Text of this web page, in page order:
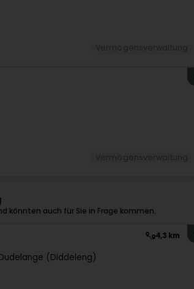
könnten auch für Sie in Frage kommen.
4,3 km
(Diddeleng)